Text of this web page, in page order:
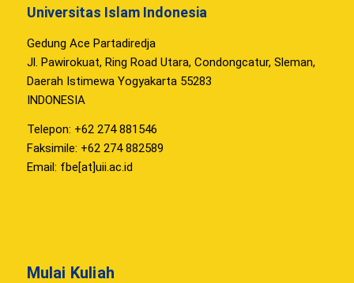
Universitas Islam Indonesia
Gedung Ace Partadiredja
Jl. Pawirokuat, Ring Road Utara, Condongcatur, Sleman,
Daerah Istimewa Yogyakarta 55283
INDONESIA
Telepon: +62 274 881546
Faksimile: +62 274 882589
Email: fbe[at]uii.ac.id
Mulai Kuliah